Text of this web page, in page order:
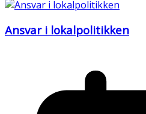
Ansvar i lokalpolitikken